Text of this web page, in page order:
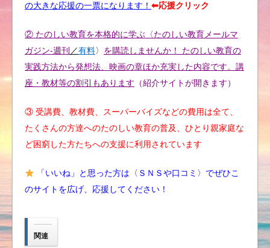
の大きな応援の一票になります！ ⬅︎応援クリック
② たのしい教育を本格的に学ぶ〈たのしい教育メールマ
ガジン-週刊 ／有料〉 を購読しませんか！ たのしい教育の
実践方法から発想法、映画の章ほか充実した内容です。講
座・教材等の割引もあります （紹介サイトが開きます）
③ 受講費、教材費、スーパーバイズなどの費用は全て、
たくさんの方達へのたのしい教育の普及、ひとり親家庭な
ど困窮した方たちへの支援に利用されています
「いいね」と思った方は〈ＳＮＳや口コミ〉でぜひこ
のサイトを広げ、応援してください！
関連